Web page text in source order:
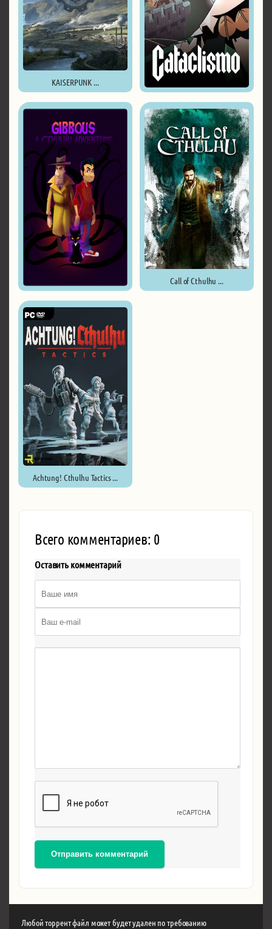
KAISERPUNK ...
Call of Cthulhu ...
Achtung! Cthulhu Tactics ...
Всего комментариев: 0
Оставить комментарий
Отправить комментарий
Любой торрент файл может будет удален по требованию